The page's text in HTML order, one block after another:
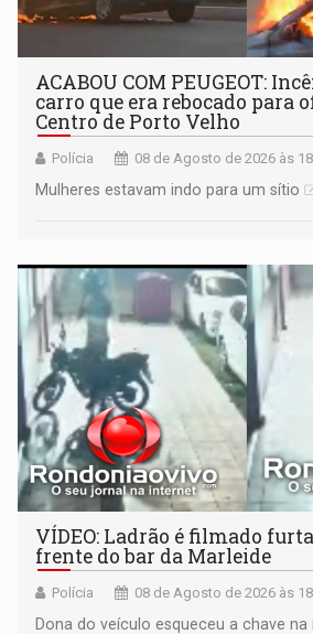
ACABOU COM PEUGEOT:
carro que era rebocado para
Centro de Porto Velho
Polícia 08 de Agosto de 2026 às
Mulheres estavam indo para um sítio
VÍDEO: Ladrão é filmado
frente do bar da Marleide
Polícia 08 de Agosto de 2026 às
Dona do veículo esqueceu a chave na